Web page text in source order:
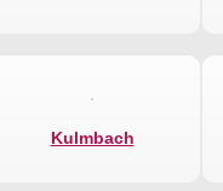
Kulmbach